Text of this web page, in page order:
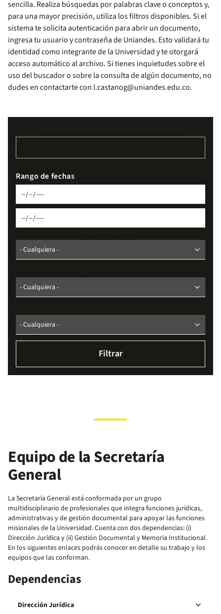
sencilla. Realiza búsquedas por palabras clave o conceptos y,
para una mayor precisión, utiliza los filtros disponibles. Si el
sistema te solicita autenticación para abrir un documento,
ingresa tu usuario y contraseña de Uniandes. Esto validará tu
identidad como integrante de la Universidad y te otorgará
acceso automático al archivo. Si tienes inquietudes sobre el
uso del buscador o sobre la consulta de algún documento, no
dudes en contactarte con l.castanog@uniandes.edu.co.
Rango de fechas
Equipo de la Secretaría
General
La Secretaría General está conformada por un grupo
multidisciplinario de profesionales que integra funciones jurídicas,
administrativas y de gestión documental para apoyar las funciones
misionales de la Universidad. Cuenta con dos dependencias: (i)
Dirección Jurídica y (ii) Gestión Documental y Memoria Institucional.
En los siguientes enlaces podrás conocer en detalle su trabajo y los
equipos que las conforman.
Dependencias
Dirección Jurídica keyboard_arrow_down